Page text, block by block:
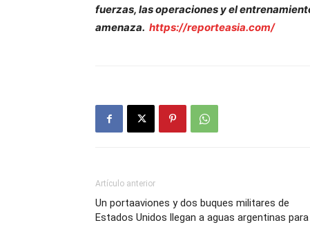
fuerzas, las operaciones y el
amenaza. https://reporteasia.com/
Artículo anterior
Un portaaviones y dos buques militares de
Estados Unidos llegan a aguas argentinas para